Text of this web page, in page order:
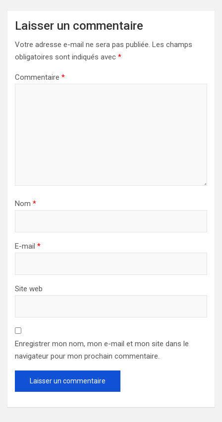
Laisser un commentaire
Votre adresse e-mail ne sera pas publiée. Les champs
obligatoires sont indiqués avec *
Commentaire *
Nom *
E-mail *
Site web
Enregistrer mon nom, mon e-mail et mon site dans le
navigateur pour mon prochain commentaire.